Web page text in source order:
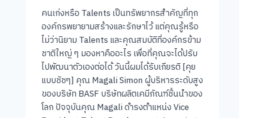
คนเก่งหรือ Talents เป็นทรัพยากรสำคัญที่ทุก
องค์กรพยายามสร้างและรักษาไว้ แต่คุณรู้หรือ
ไม่ว่านิยาม Talents และคุณสมบัติที่องค์กรข้าม
ชาติใหญ่ ๆ มองหาคืออะไร เพื่อที่คุณจะได้ปรับ
ไปพัฒนาตัวเองต่อได้ วันนี้ผมได้รับเกียรติ [คุย
แบบชัชๆ] คุณ Magali Simon ผู้บริหารระดับสูง
ของบริษัท BASF บริษัทผลิตเคมีภัณฑ์ชั้นนำของ
โลก ปัจจุบันคุณ Magali ดำรงตำแหน่ง Vice